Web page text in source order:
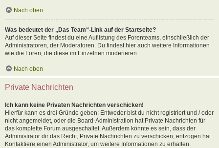
Nach oben
Was bedeutet der „Das Team“-Link auf der Startseite?
Auf dieser Seite findest du eine Auflistung des Forenteams, einschließlich der
Administratoren, der Moderatoren. Du findest hier auch weitere Informationen
wie die Foren, die diese im Einzelnen moderieren.
Nach oben
Private Nachrichten
Ich kann keine Privaten Nachrichten verschicken!
Hierfür kann es drei Gründe geben: Entweder bist du nicht registriert und / oder
nicht angemeldet, oder die Board-Administration hat Private Nachrichten für
das komplette Forum ausgeschaltet. Außerdem könnte es sein, dass der
Administrator dir das Recht, Private Nachrichten zu verschicken, entzogen hat.
Kontaktiere einen Administrator, um weitere Informationen zu erhalten.